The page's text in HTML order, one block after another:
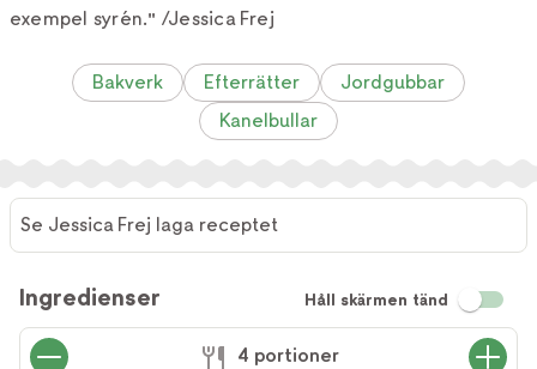
exempel syrén." /Jessica Frej
Bakverk Efterrätter
Jordgubbar
Kanelbullar
Se Jessica Frej laga receptet
Ingredienser Håll skärmen tänd
4 portioner